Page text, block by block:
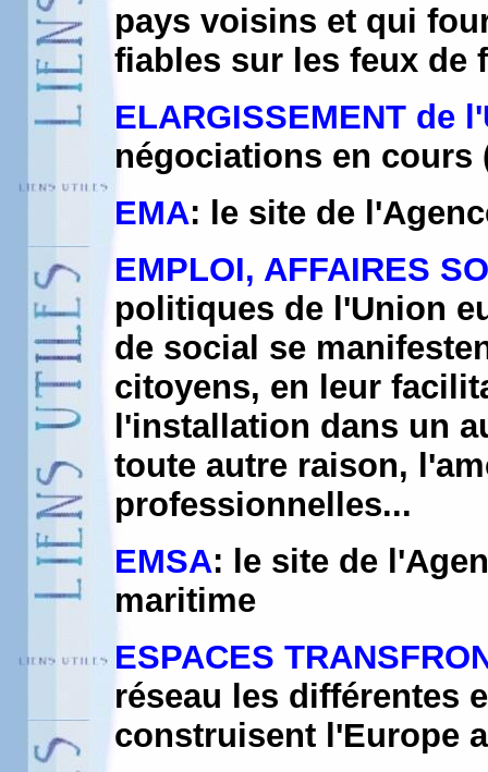
pays voisins et qui
fiables sur les feux de
ELARGISSEMENT de
négociations en cours
EMA: le site de
EMPLOI, AFFAIRES
politiques de l'Union
de social se
citoyens, en leur
l'installation dans un
toute autre raison,
professionnelles...
EMSA: le site de
maritime
ESPACES
réseau les différentes
construisent l'Europe